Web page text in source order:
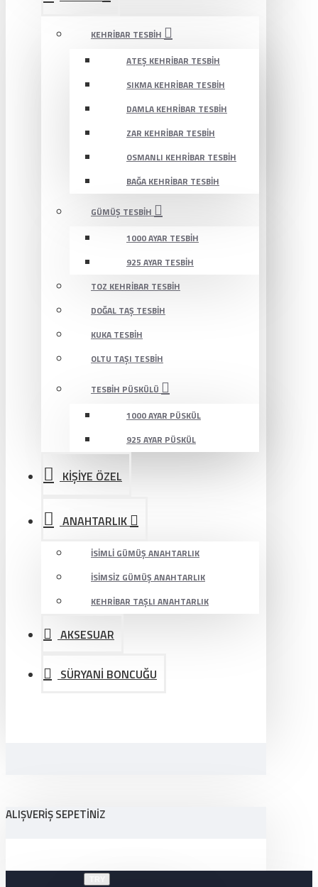
KEHRIBAR TESBIH
ATEŞ KEHRIBAR TESBIH
SIKMA KEHRIBAR TESBIH
DAMLA KEHRIBAR TESBIH
ZAR KEHRIBAR TESBIH
OSMANLI KEHRIBAR TESBIH
BAĞA KEHRIBAR TESBIH
GÜMÜŞ TESBIH
1000 AYAR TESBIH
925 AYAR TESBIH
TOZ KEHRIBAR TESBIH
DOĞAL TAŞ TESBIH
KUKA TESBIH
OLTU TAŞI TESBIH
TESBIH PÜSKÜLÜ
1000 AYAR PÜSKÜL
925 AYAR PÜSKÜL
KİŞİYE ÖZEL
ANAHTARLIK
İSIMLI GÜMÜŞ ANAHTARLIK
İSIMSIZ GÜMÜŞ ANAHTARLIK
KEHRIBAR TAŞLI ANAHTARLIK
AKSESUAR
SÜRYANİ BONCUĞU
ALIŞVERIŞ SEPETINIZ